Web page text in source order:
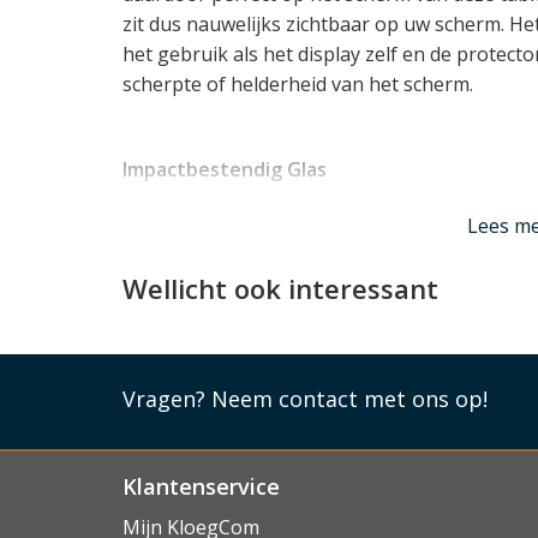
zit dus nauwelijks zichtbaar op uw scherm.
het gebruik als het display zelf en de
scherpte of helderheid van het scherm.
Impactbestendig Glas
hoge hardheid (voor de kenners: 9H) een
kunnen veroorzaken. Bovendien zorgt de
te laten breken. Dat betekent dan weer dat
absorbeert bij directe impact, en zo het
Tab hopelijk behoed voor kostbare schade!
Lees
Wellicht ook interessant
Vragen? Neem contact met ons op!
Klantenservice
Mijn KloegCom